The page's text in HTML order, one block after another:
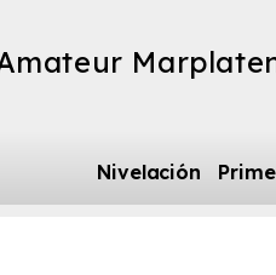
Nivelación